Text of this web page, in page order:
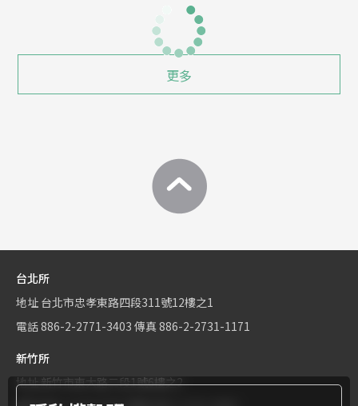
更多
台北所
地址 台北市忠孝東路四段311號12樓之1
電話886-2-2771-3403 傳真 886-2-2731-1171
新竹所
地址新竹市東大路二段1號6樓之2